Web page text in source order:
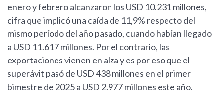
enero y febrero alcanzaron los USD 10.231 millones,
cifra que implicó una caída de 11,9% respecto del
mismo período del año pasado, cuando habían llegado
a USD 11.617 millones. Por el contrario, las
exportaciones vienen en alza y es por eso que el
superávit pasó de USD 438 millones en el primer
bimestre de 2025 a USD 2.977 millones este año.